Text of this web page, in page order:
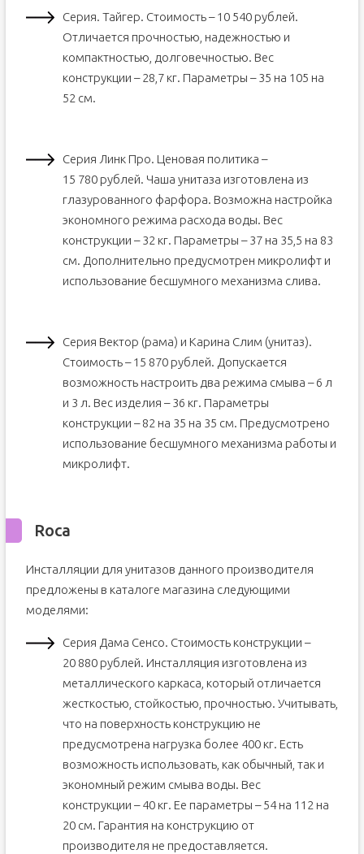
Серия. Тайгер. Стоимость – 10 540 рублей.
Отличается прочностью, надежностью и
компактностью, долговечностью. Вес
конструкции – 28,7 кг. Параметры – 35 на 105 на
52 см.
Серия Линк Про. Ценовая политика –
15 780 рублей. Чаша унитаза изготовлена из
глазурованного фарфора. Возможна настройка
экономного режима расхода воды. Вес
конструкции – 32 кг. Параметры – 37 на 35,5 на 83
см. Дополнительно предусмотрен микролифт и
использование бесшумного механизма слива.
Серия Вектор (рама) и Карина Слим (унитаз).
Стоимость – 15 870 рублей. Допускается
возможность настроить два режима смыва – 6 л
и 3 л. Вес изделия – 36 кг. Параметры
конструкции – 82 на 35 на 35 см. Предусмотрено
использование бесшумного механизма работы и
микролифт.
Roca
Инсталляции для унитазов данного производителя
предложены в каталоге магазина следующими
моделями:
Серия Дама Сенсо. Стоимость конструкции –
20 880 рублей. Инсталляция изготовлена из
металлического каркаса, который отличается
жесткостью, стойкостью, прочностью. Учитывать,
что на поверхность конструкцию не
предусмотрена нагрузка более 400 кг. Есть
возможность использовать, как обычный, так и
экономный режим смыва воды. Вес
конструкции – 40 кг. Ее параметры – 54 на 112 на
20 см. Гарантия на конструкцию от
производителя не предоставляется.